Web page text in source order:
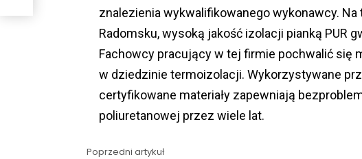
znalezienia wykwalifikowanego wykonawcy.
Radomsku, wysoką jakość izolacji pianką PUR
Fachowcy pracujący w tej firmie pochwalić się
w dziedzinie termoizolacji. Wykorzystywane
certyfikowane materiały zapewniają
poliuretanowej przez wiele lat.
Poprzedni artykuł